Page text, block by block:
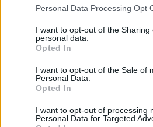
Please note that this website/app
not limited to your visit or usage
grant or deny consent to Google
use your data for below specified
consent section.
Personal Data Processing Opt
I want to opt-out of the Sharing
personal data.
Opted In
I want to opt-out of the Sale of
Personal Data.
Opted In
I want to opt-out of processing
Personal Data for Targeted
magyar zenekarok közül
York-ban. Azóta az
kiemelt koncertjének volt
Szerepelt többek között a
születésétől napjainkig"
sorozatban. Szólói
felvételen, köztük a Benkó
lemezein, például az 1993-
című albumon, a Louis